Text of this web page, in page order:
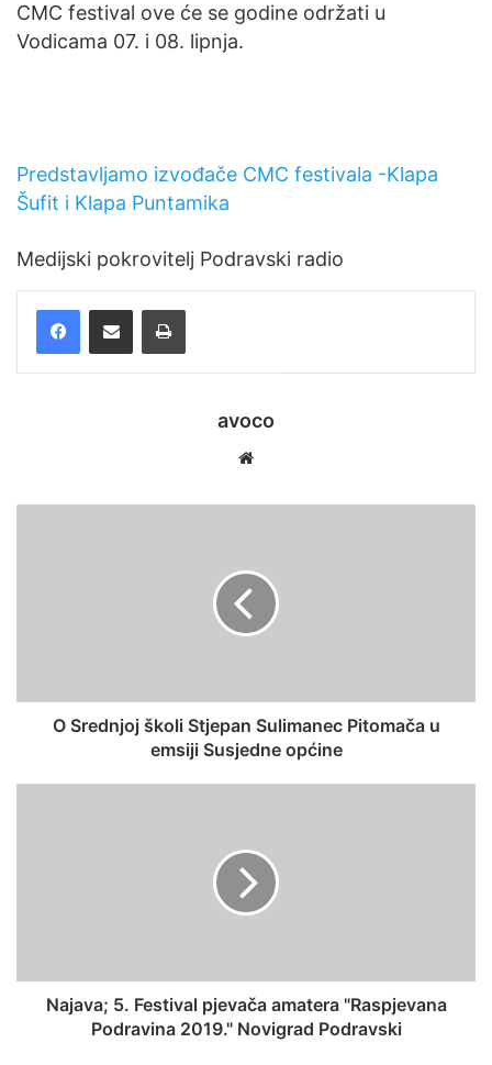
CMC festival ove će se godine održati u
Vodicama 07. i 08. lipnja.
Predstavljamo izvođače CMC festivala -Klapa
Šufit i Klapa Puntamika
Medijski pokrovitelj Podravski radio
FacebookPodijelite putem e-pošte Ispis
avoco
O Srednjoj školi Stjepan Sulimanec Pitomača u
emsiji Susjedne općine
Najava; 5. Festival pjevača amatera "Raspjevana
Podravina 2019." Novigrad Podravski